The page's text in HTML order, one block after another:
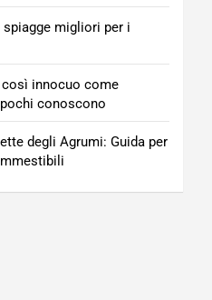
spiagge migliori per i
così innocuo come
conoscono
degli Agrumi: Guida per